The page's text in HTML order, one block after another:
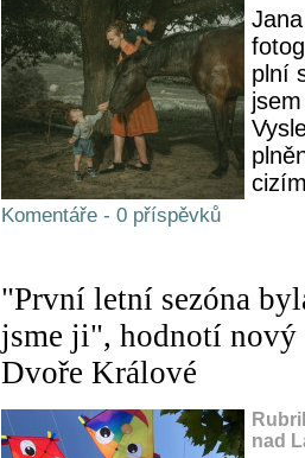
plní
Komentáře - 0 příspěvků
"První letní sezóna
jsme ji", hodnotí nový
Dvoře Králové
nad